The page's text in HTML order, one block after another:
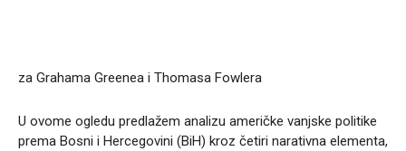
za Grahama Greenea i Thomasa Fowlera
U ovome ogledu predlažem analizu američke vanjske politike
prema Bosni i Hercegovini (BiH) kroz četiri narativna elementa,